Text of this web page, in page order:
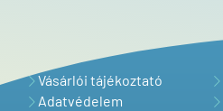
Vásárlói tájékoztató
Adatvédelem